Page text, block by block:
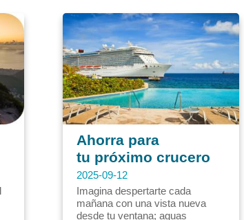
Ahorra para
tu próximo crucero
2025-09-12
Imagina despertarte cada
mañana con una vista nueva
desde tu ventana; aguas